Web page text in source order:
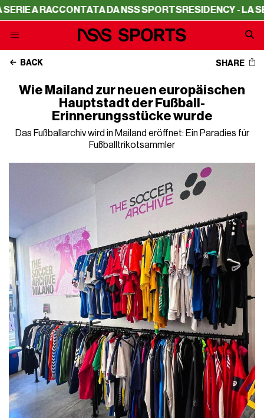
DA NSS SPORTS RESIDENCY - LA SERIE A
BACK SHARE
Wie Mailand zur neuen europäischen
Hauptstadt der Fußball-
Erinnerungsstücke wurde
Das Fußballarchiv wird in Mailand eröffnet: Ein Paradies für
Fußballtrikotsammler